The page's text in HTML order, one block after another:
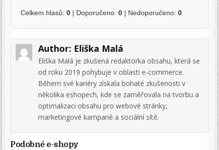
Celkem hlasů:0 | Doporučeno:0 | Nedoporučeno:0
Author: Eliška Malá
Eliška Malá je zkušená redaktorka obsahu, která se
od roku 2019 pohybuje v oblasti e-commerce.
Během své kariéry získala bohaté zkušenosti v
několika eshopech, kde se zaměřovala na tvorbu a
optimalizaci obsahu pro webové stránky,
marketingové kampaně a sociální sítě.
Podobné e-shopy